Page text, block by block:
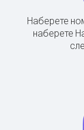
Наберете
наберете